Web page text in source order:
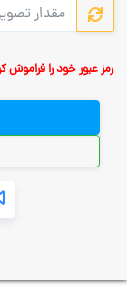
رمز عبور خود را فراموش